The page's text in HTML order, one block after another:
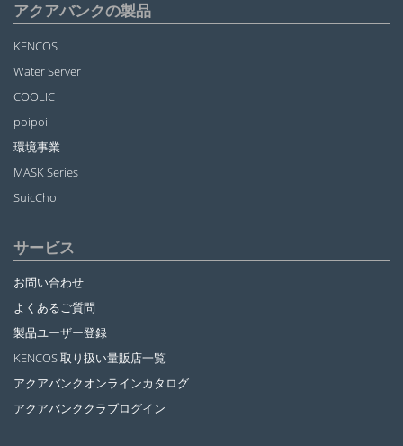
アクアバンクの製品
KENCOS
Water Server
COOLIC
poipoi
環境事業
MASK Series
SuicCho
サービス
お問い合わせ
よくあるご質問
製品ユーザー登録
KENCOS 取り扱い量販店一覧
アクアバンクオンラインカタログ
アクアバンククラブログイン